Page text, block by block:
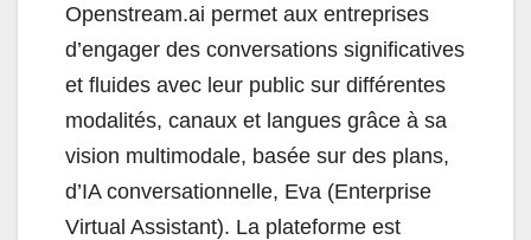
Openstream.ai permet aux entreprises
d’engager des conversations significatives
et fluides avec leur public sur différentes
modalités, canaux et langues grâce à sa
vision multimodale, basée sur des plans,
d’IA conversationnelle, Eva (Enterprise
Virtual Assistant). La plateforme est